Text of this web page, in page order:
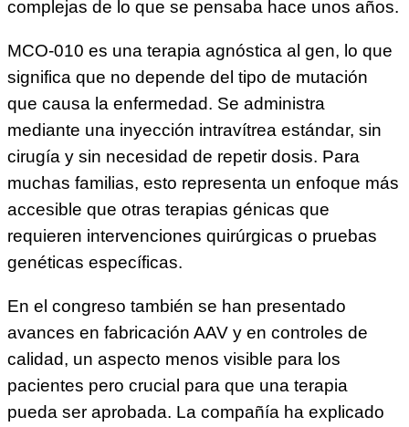
complejas de lo que se pensaba hace unos años.
MCO-010 es una terapia agnóstica al gen, lo que
significa que no depende del tipo de mutación
que causa la enfermedad. Se administra
mediante una inyección intravítrea estándar, sin
cirugía y sin necesidad de repetir dosis. Para
muchas familias, esto representa un enfoque más
accesible que otras terapias génicas que
requieren intervenciones quirúrgicas o pruebas
genéticas específicas.
En el congreso también se han presentado
avances en fabricación AAV y en controles de
calidad, un aspecto menos visible para los
pacientes pero crucial para que una terapia
pueda ser aprobada. La compañía ha explicado